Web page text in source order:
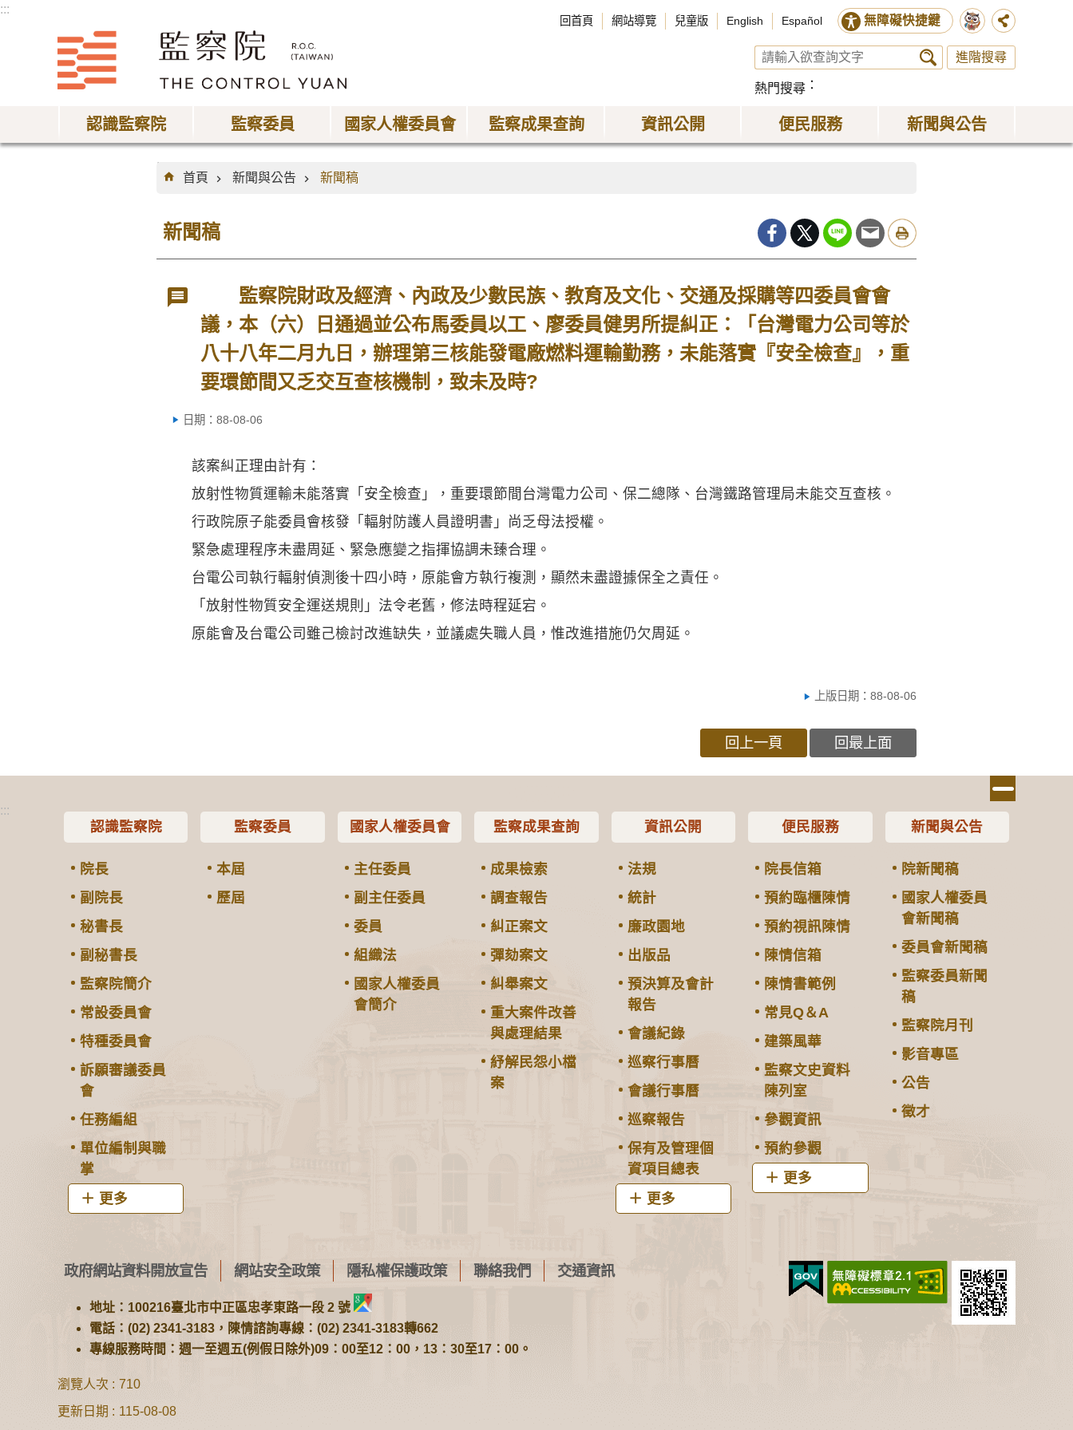
:::
回首頁 網站導覽 兒童版 English Español 無障礙快捷鍵
進階搜尋
熱門搜尋
認識監察院 監察委員 國家人權委員會 監察成果查詢 資訊公開 便民服務 新聞與公告
:::
首頁
新聞與公告 新聞稿
新聞稿
監察院財政及經濟、內政及少數民族、教育及文化、交通及採購等四委員會會
議，本（六）日通過並公布馬委員以工、廖委員健男所提糾正：「台灣電力公司等於
八十八年二月九日，辦理第三核能發電廠燃料運輸勤務，未能落實『安全檢查』，重
要環節間又乏交互查核機制，致未及時?
日期：88-08-06
該案糾正理由計有：
放射性物質運輸未能落實「安全檢查」，重要環節間台灣電力公司、保二總隊、台灣鐵路管理局未能交互查核。
行政院原子能委員會核發「輻射防護人員證明書」尚乏母法授權。
緊急處理程序未盡周延、緊急應變之指揮協調未臻合理。
台電公司執行輻射偵測後十四小時，原能會方執行複測，顯然未盡證據保全之責任。
「放射性物質安全運送規則」法令老舊，修法時程延宕。
原能會及台電公司雖己檢討改進缺失，並議處失職人員，惟改進措施仍欠周延。
上版日期：88-08-06
回上一頁 回最上面
:::
認識監察院
院長
副院長
秘書長
副秘書長
監察院簡介
常設委員會
特種委員會
訴願審議委員
會
任務編組
單位編制與職
掌
更多
監察委員
本屆
歷屆
國家人權委員會
主任委員
副主任委員
委員
組織法
國家人權委員
會簡介
監察成果查詢
成果檢索
調查報告
糾正案文
彈劾案文
糾舉案文
重大案件改善
與處理結果
紓解民怨小檔
案
資訊公開
法規
統計
廉政園地
出版品
預決算及會計
報告
會議紀錄
巡察行事曆
會議行事曆
巡察報告
保有及管理個
資項目總表
更多
便民服務
院長信箱
預約臨櫃陳情
預約視訊陳情
陳情信箱
陳情書範例
常見Q＆A
建築風華
監察文史資料
陳列室
參觀資訊
預約參觀
更多
新聞與公告
院新聞稿
國家人權委員
會新聞稿
委員會新聞稿
監察委員新聞
稿
監察院月刊
影音專區
公告
徵才
政府網站資料開放宣告 網站安全政策 隱私權保護政策 聯絡我們 交通資訊
地址：100216臺北市中正區忠孝東路一段 2 號
電話：(02) 2341-3183，陳情諮詢專線：(02) 2341-3183轉662
專線服務時間：週一至週五(例假日除外)09：00至12：00，13：30至17：00。
瀏覽人次
710
更新日期
115-08-08